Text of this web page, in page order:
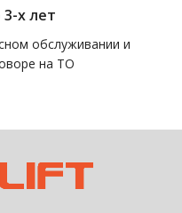
х лет
обслуживании и
на ТО